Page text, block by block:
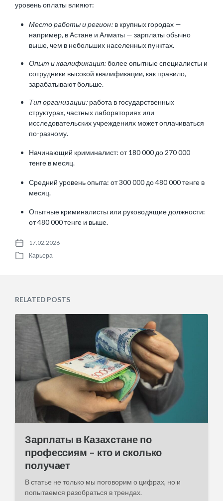
уровень оплаты влияют:
Место работы и регион: в крупных городах —
например, в Астане и Алматы — зарплаты обычно
выше, чем в небольших населенных пунктах.
Опыт и квалификация:более опытные специалисты и
сотрудники высокой квалификации, как правило,
зарабатывают больше.
Тип организации: работа в государственных
структурах, частных лабораториях или
исследовательских учреждениях может оплачиваться
по-разному.
Начинающий криминалист: от 180 000 до 270 000
тенге в месяц.
Средний уровень опыта: от 300 000 до 480 000 тенге в
месяц.
Опытные криминалисты или руководящие должности:
от 480 000 тенге и выше.
P
t
17.02.2026
P
d
i
Карьера
RELATED POSTS
Зарплаты в Казахстане по
профессиям – кто и сколько
получает
В статье не только мы поговорим о цифрах, но и
попытаемся разобраться в трендах.